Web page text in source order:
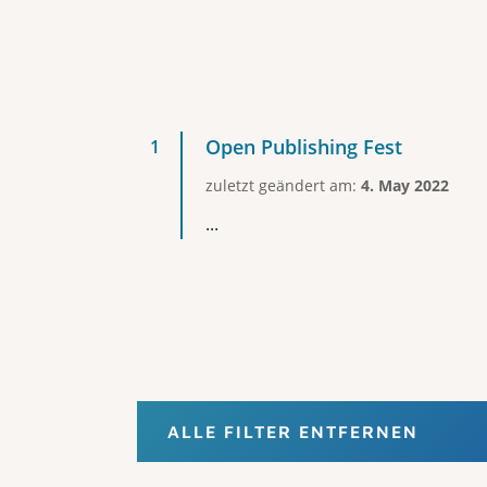
Open Publishing Fest
zuletzt geändert am: 4. May 2022
...
ALLE FILTER ENTFERNEN